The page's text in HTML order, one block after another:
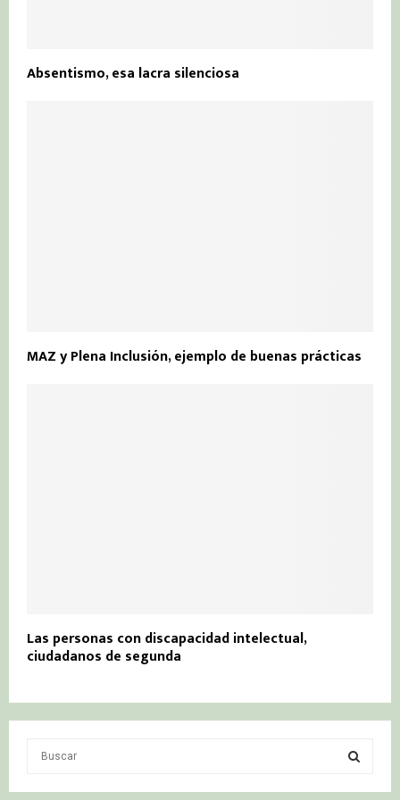
Absentismo, esa lacra silenciosa
MAZ y Plena Inclusión, ejemplo de buenas prácticas
Las personas con discapacidad intelectual,
ciudadanos de segunda
S